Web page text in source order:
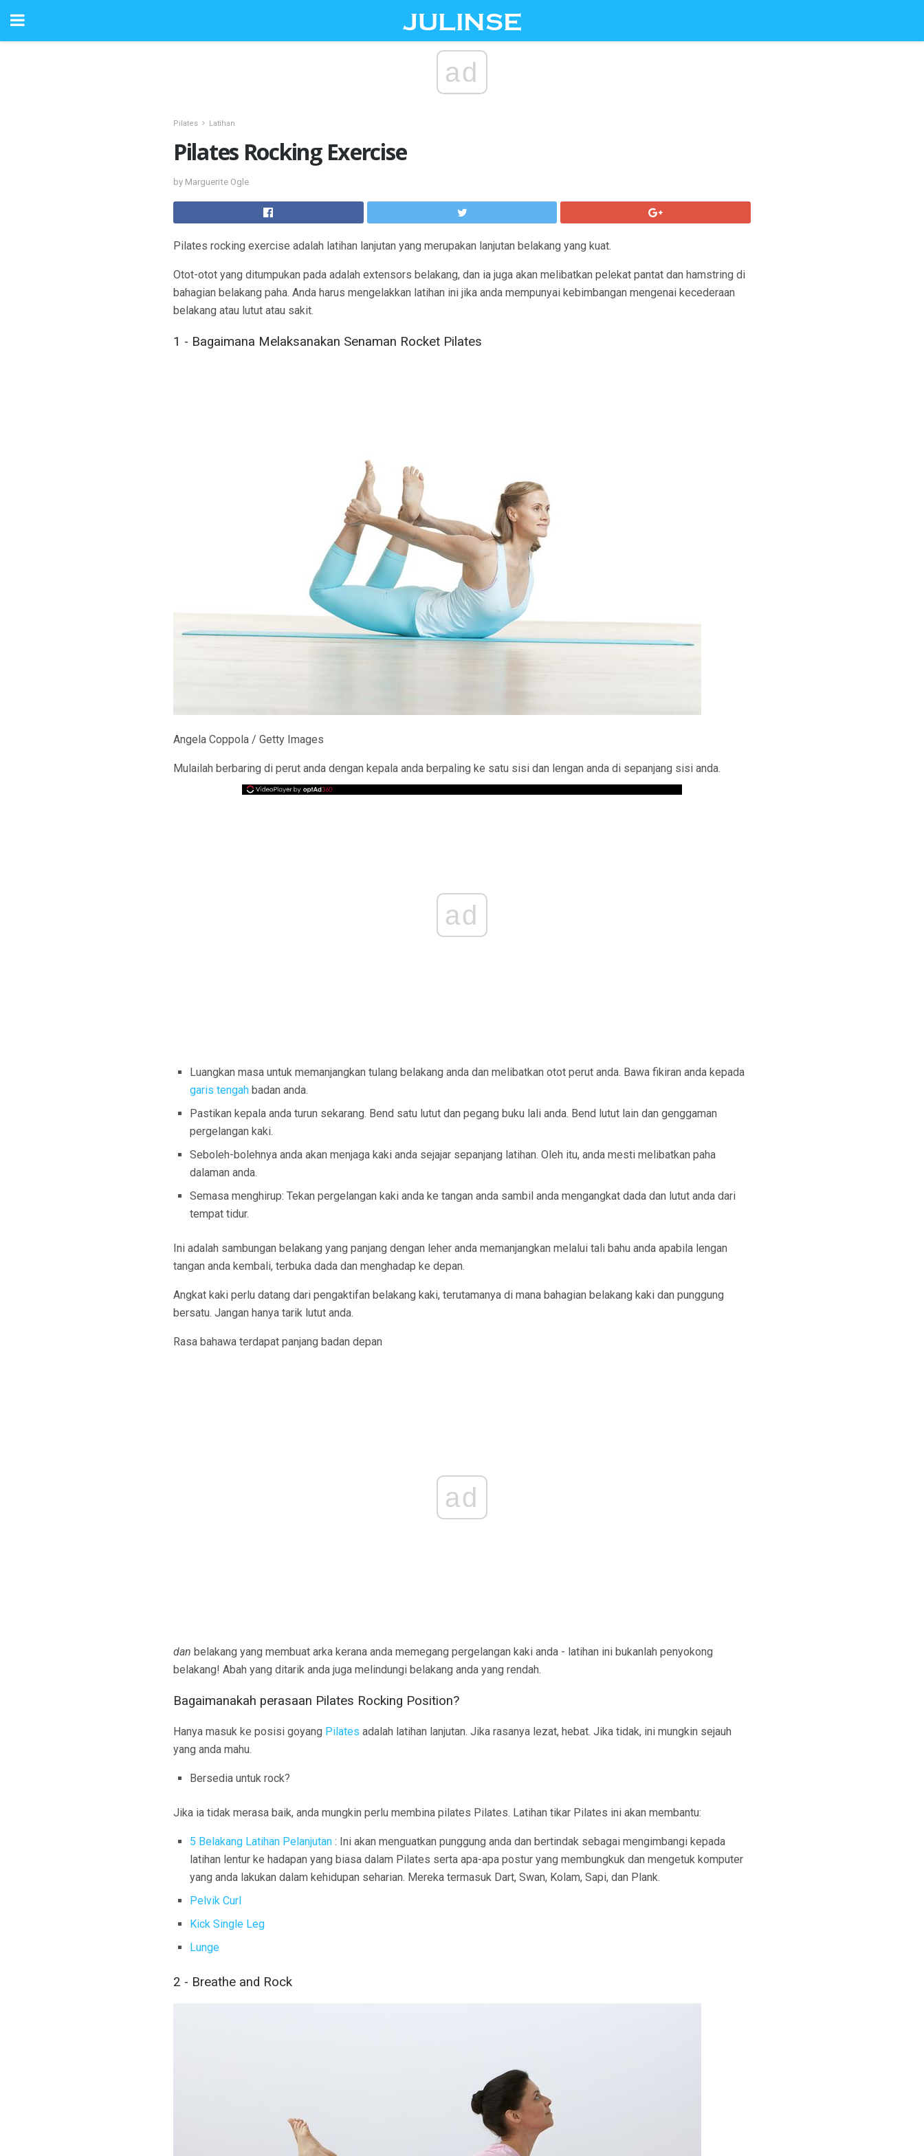
ad
Pilates Latihan
Pilates Rocking Exercise
by Marguerite Ogle
Pilates rocking exercise adalah latihan lanjutan yang merupakan lanjutan belakang yang kuat.
Otot-otot yang ditumpukan pada adalah extensors belakang, dan ia juga akan melibatkan pelekat pantat dan hamstring di
bahagian belakang paha. Anda harus mengelakkan latihan ini jika anda mempunyai kebimbangan mengenai kecederaan
belakang atau lutut atau sakit.
1 - Bagaimana Melaksanakan Senaman Rocket Pilates
Angela Coppola / Getty Images
Mulailah berbaring di perut anda dengan kepala anda berpaling ke satu sisi dan lengan anda di sepanjang sisi anda.
ad
Luangkan masa untuk memanjangkan tulang belakang anda dan melibatkan otot perut anda. Bawa fikiran anda kepada
garis tengah badan anda.
Pastikan kepala anda turun sekarang. Bend satu lutut dan pegang buku lali anda. Bend lutut lain dan genggaman
pergelangan kaki.
Seboleh-bolehnya anda akan menjaga kaki anda sejajar sepanjang latihan. Oleh itu, anda mesti melibatkan paha
dalaman anda.
Semasa menghirup: Tekan pergelangan kaki anda ke tangan anda sambil anda mengangkat dada dan lutut anda dari
tempat tidur.
Ini adalah sambungan belakang yang panjang dengan leher anda memanjangkan melalui tali bahu anda apabila lengan
tangan anda kembali, terbuka dada dan menghadap ke depan.
Angkat kaki perlu datang dari pengaktifan belakang kaki, terutamanya di mana bahagian belakang kaki dan punggung
bersatu. Jangan hanya tarik lutut anda.
Rasa bahawa terdapat panjang badan depan
ad
dan belakang yang membuat arka kerana anda memegang pergelangan kaki anda - latihan ini bukanlah penyokong
belakang! Abah yang ditarik anda juga melindungi belakang anda yang rendah.
Bagaimanakah perasaan Pilates Rocking Position?
Hanya masuk ke posisi goyang Pilates adalah latihan lanjutan. Jika rasanya lezat, hebat. Jika tidak, ini mungkin sejauh
yang anda mahu.
Bersedia untuk rock?
Jika ia tidak merasa baik, anda mungkin perlu membina pilates Pilates. Latihan tikar Pilates ini akan membantu:
5 Belakang Latihan Pelanjutan : Ini akan menguatkan punggung anda dan bertindak sebagai mengimbangi kepada
latihan lentur ke hadapan yang biasa dalam Pilates serta apa-apa postur yang membungkuk dan mengetuk komputer
yang anda lakukan dalam kehidupan seharian. Mereka termasuk Dart, Swan, Kolam, Sapi, dan Plank.
Pelvik Curl
Kick Single Leg
Lunge
2 - Breathe and Rock